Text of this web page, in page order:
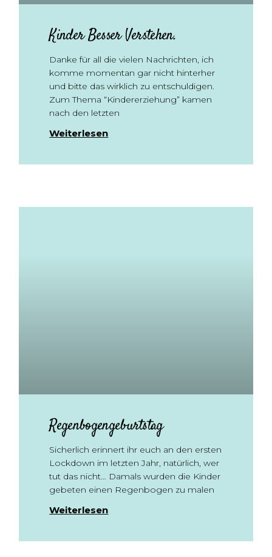
Kinder Besser Verstehen.
Danke für all die vielen Nachrichten, ich
komme momentan gar nicht hinterher
und bitte das wirklich zu entschuldigen.
Zum Thema “Kindererziehung” kamen
nach den letzten
Weiterlesen
Regenbogengeburtstag
Sicherlich erinnert ihr euch an den ersten
Lockdown im letzten Jahr, natürlich, wer
tut das nicht… Damals wurden die Kinder
gebeten einen Regenbogen zu malen
Weiterlesen